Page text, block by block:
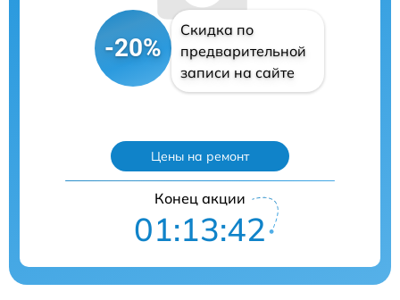
-20%
Скидка по
предварительной
записи на сайте
Цены на ремонт
Конец акции
01:13:41